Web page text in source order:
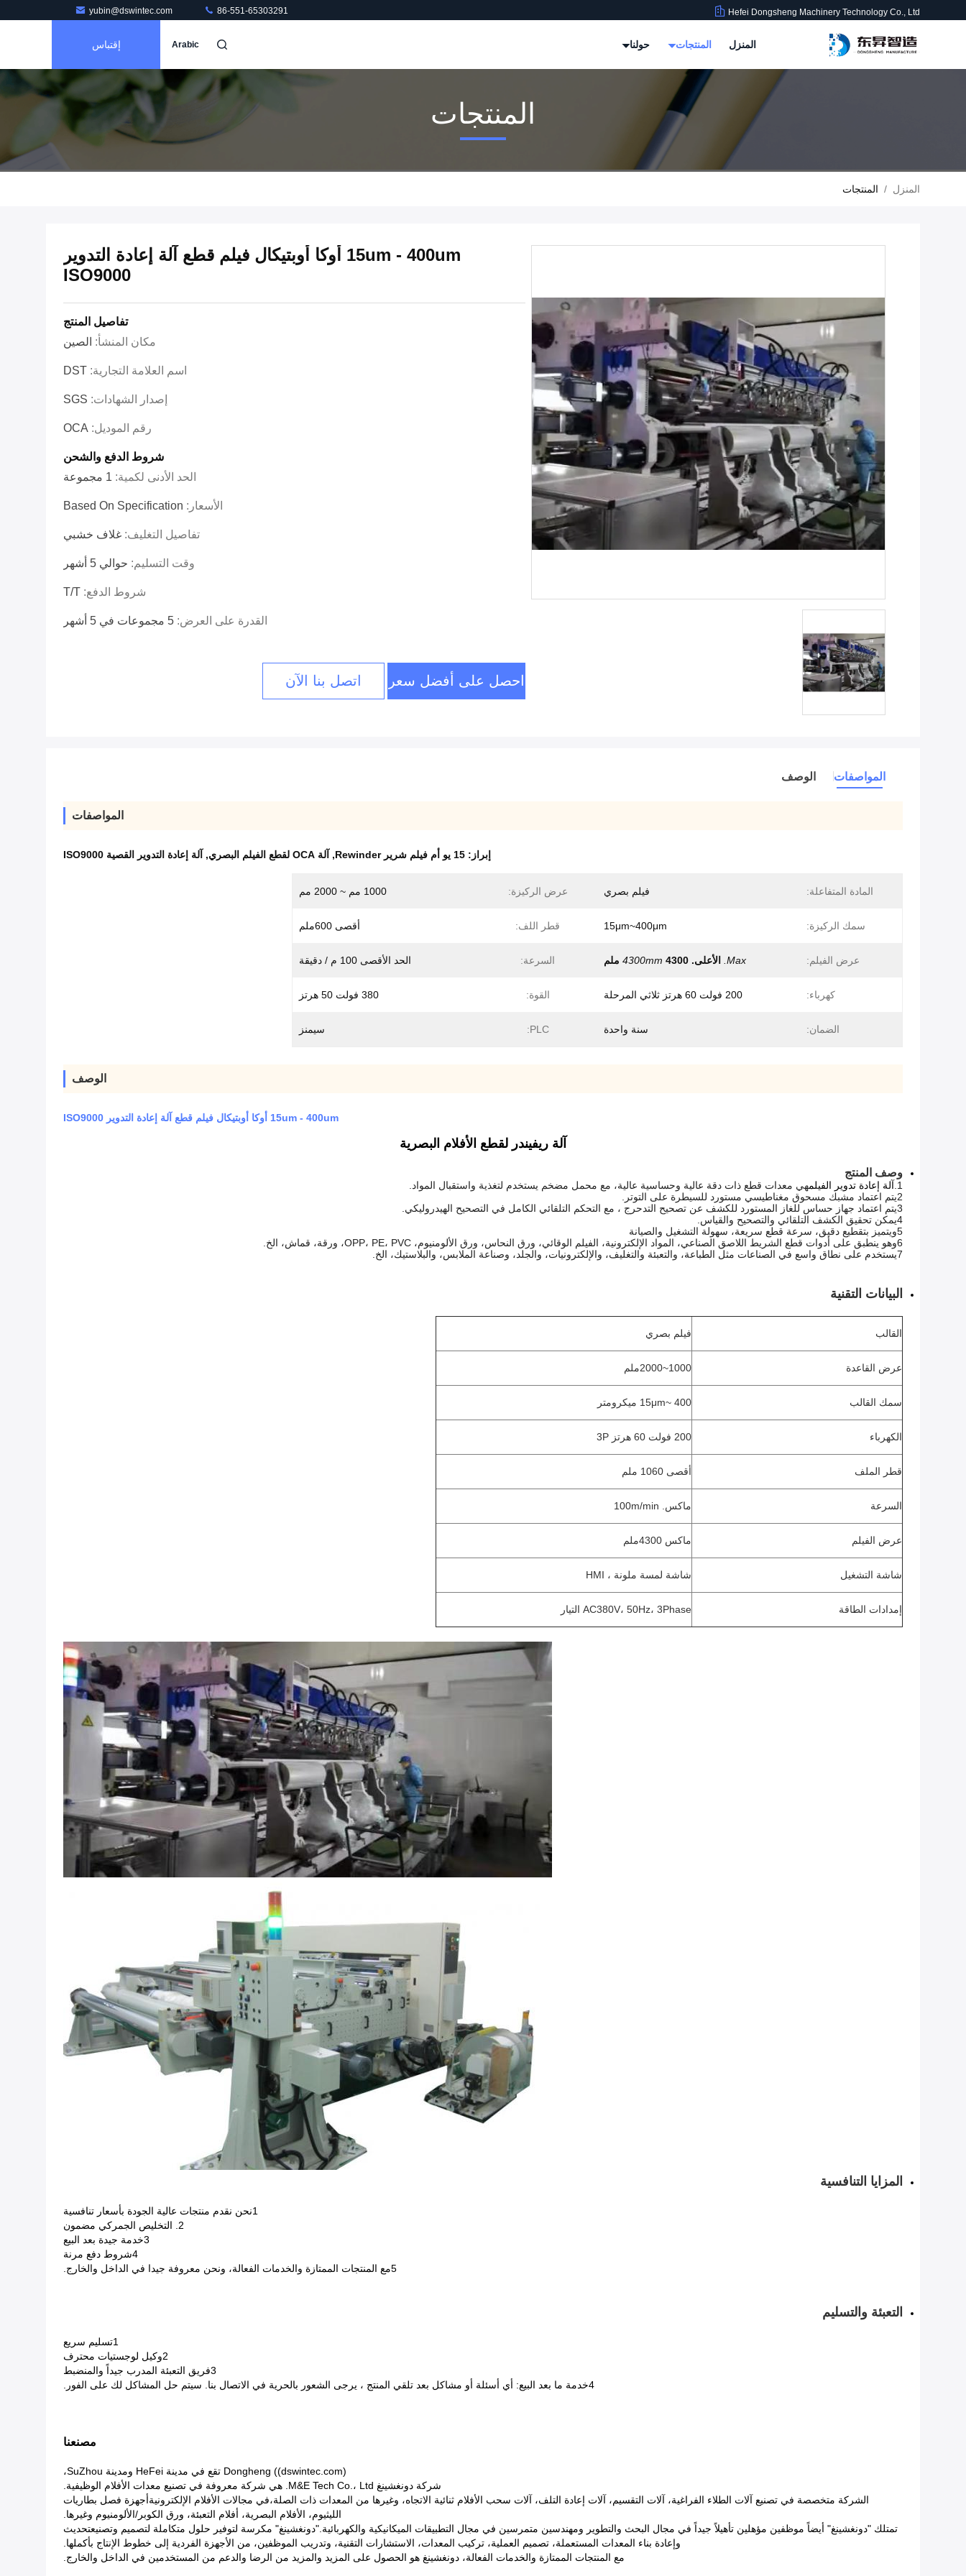
Hefei Dongsheng Machinery Technology Co., Ltd
yubin@dswintec.com 86-551-65303291
المنزل المنتجات حولنا Arabic إقتباس
المنتجات
المنزل / المنتجات
15um - 400um أوكا أوبتيكال فيلم قطع آلة إعادة التدوير
ISO9000
تفاصيل المنتج
مكان المنشأ: الصين
اسم العلامة التجارية: DST
إصدار الشهادات: SGS
رقم الموديل: OCA
شروط الدفع والشحن
الحد الأدنى لكمية: 1 مجموعة
الأسعار: Based On Specification
تفاصيل التغليف: غلاف خشبي
وقت التسليم: حوالي 5 أشهر
شروط الدفع: T/T
القدرة على العرض: 5 مجموعات في 5 أشهر
احصل على أفضل سعر اتصل بنا الآن
المواصفات الوصف
المواصفات
إبراز: 15 يو أم فيلم شرير Rewinder , آلة OCA لقطع الفيلم البصري , آلة إعادة التدوير القصية ISO9000
المادة المتفاعلة: فيلم بصري عرض الركيزة: 1000 مم ~ 2000 مم
سمك الركيزة: 15μm~400μm قطر اللف: أقصى 600ملم
عرض الفيلم: Max. الأعلى. 4300mm 4300 ملم السرعة: الحد الأقصى 100 م / دقيقة
كهرباء: 200 فولت 60 هرتز ثلاثي المرحلة القوة: 380 فولت 50 هرتز
الضمان: سنة واحدة PLC: سيمنز
الوصف
15um - 400um أوكا أوبتيكال فيلم قطع آلة إعادة التدوير ISO9000
آلة ريفيندر لقطع الأفلام البصرية
وصف المنتج
1. آلة إعادة تدوير الفيلمهي معدات قطع ذات دقة عالية وحساسية عالية، مع محمل مضخم يستخدم لتغذية واستقبال المواد.
2يتم اعتماد مشبك مسحوق مغناطيسي مستورد للسيطرة على التوتر.
3يتم اعتماد جهاز حساس للغاز المستورد للكشف عن تصحيح التدحرج ، مع التحكم التلقائي الكامل في التصحيح الهيدروليكي.
4يمكن تحقيق الكشف التلقائي والتصحيح والقياس.
5ويتميز بتقطيع دقيق، سرعة قطع سريعة، سهولة التشغيل والصيانة
6وهو ينطبق على أدوات قطع الشريط اللاصق الصناعي، المواد الإلكترونية، الفيلم الوقائي، ورق النحاس، ورق الألومنيوم، OPP، PE، PVC، ورقة، قماش، الخ.
7يستخدم على نطاق واسع في الصناعات مثل الطباعة، والتعبئة والتغليف، والإلكترونيات، والجلد، وصناعة الملابس، والبلاستيك، الخ.
البيانات التقنية
القالب فيلم بصري
عرض القاعدة 1000~2000ملم
سمك القالب 15μm~ 400 ميكرومتر
الكهرباء 200 فولت 60 هرتز 3P
قطر الملف أقصى 1060 ملم
السرعة ماكس. 100m/min
عرض الفيلم ماكس 4300ملم
شاشة التشغيل شاشة لمسة ملونة ، HMI
إمدادات الطاقة AC380V، 50Hz، 3Phase التيار
المزايا التنافسية
1نحن نقدم منتجات عالية الجودة بأسعار تنافسية
2. التخليص الجمركي مضمون
3خدمة جيدة بعد البيع
4شروط دفع مرنة
5مع المنتجات الممتازة والخدمات الفعالة، ونحن معروفة جيدا في الداخل والخارج.
التعبئة والتسليم
1تسليم سريع
2وكيل لوجستيات محترف
3فريق التعبئة المدرب جيداً والمنضبط
4خدمة ما بعد البيع: أي أسئلة أو مشاكل بعد تلقي المنتج ، يرجى الشعور بالحرية في الاتصال بنا. سيتم حل المشاكل لك على الفور.
مصنعنا
Dongheng ((dswintec.com) تقع في مدينة HeFei ومدينة SuZhou،
شركة دونغشينغ M&E Tech Co.، Ltd. هي شركة معروفة في تصنيع معدات الأفلام الوظيفية.
الشركة متخصصة في تصنيع آلات الطلاء الفراغية، آلات التقسيم، آلات إعادة التلف، آلات سحب الأفلام ثنائية الاتجاه، وغيرها من المعدات ذات الصلة،في مجالات الأفلام الإلكترونيةأجهزة فصل بطاريات
الليثيوم، الأفلام البصرية، أفلام التعبئة، ورق الكوبر/الألومنيوم وغيرها.
تمتلك "دونغشينغ" أيضاً موظفين مؤهلين تأهيلاً جيداً في مجال البحث والتطوير ومهندسين متمرسين في مجال التطبيقات الميكانيكية والكهربائية."دونغشينغ" مكرسة لتوفير حلول متكاملة لتصميم وتصنيعتحديث
وإعادة بناء المعدات المستعملة، تصميم العملية، تركيب المعدات، الاستشارات التقنية، وتدريب الموظفين، من الأجهزة الفردية إلى خطوط الإنتاج بأكملها.
مع المنتجات الممتازة والخدمات الفعالة، دونغشينغ هو الحصول على المزيد والمزيد من الرضا والدعم من المستخدمين في الداخل والخارج.